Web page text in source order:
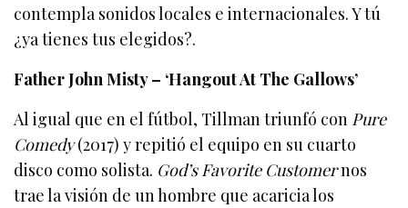
contempla sonidos locales e internacionales. Y tú
¿ya tienes tus elegidos?.
Father John Misty – ‘Hangout At The Gallows’
Al igual que en el fútbol, Tillman triunfó con Pure
Comedy(2017) y repitió el equipo en su cuarto
disco como solista. God’s Favorite Customernos
trae la visión de un hombre que acaricia los